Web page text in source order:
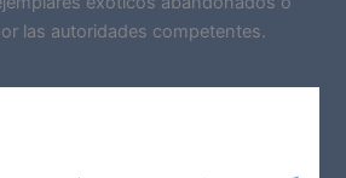
las autoridades competentes.